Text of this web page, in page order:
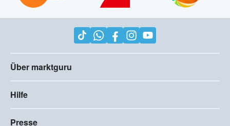
Über marktguru
Hilfe
Presse